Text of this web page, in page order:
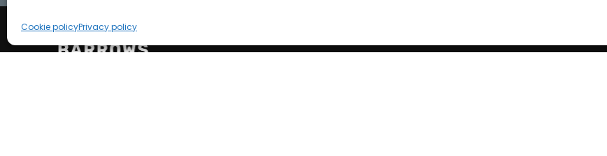
Cookie policyPrivacy policy